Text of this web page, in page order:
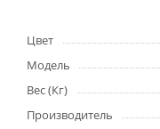
Цвет
Модель
Вес (Кг)
Производитель